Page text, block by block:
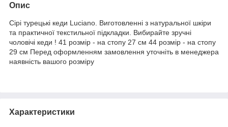
Опис
Сірі турецькі кеди Luciano. Виготовленні з натуральної шкіри
та практичної текстильної підкладки. Вибирайте зручні
чоловічі кеди ! 41 розмір - на стопу 27 см 44 розмір - на стопу
29 см Перед оформленням замовлення уточніть в менеджера
наявність вашого розміру
Характеристики